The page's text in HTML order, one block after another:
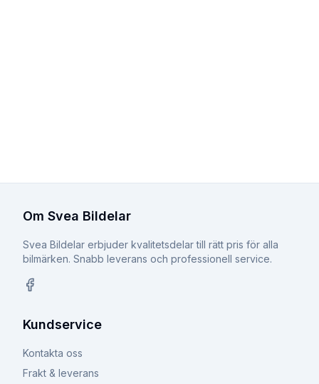
Om Svea Bildelar
Svea Bildelar erbjuder kvalitetsdelar till rätt pris för alla
bilmärken. Snabb leverans och professionell service.
Kundservice
Kontakta oss
Frakt & leverans